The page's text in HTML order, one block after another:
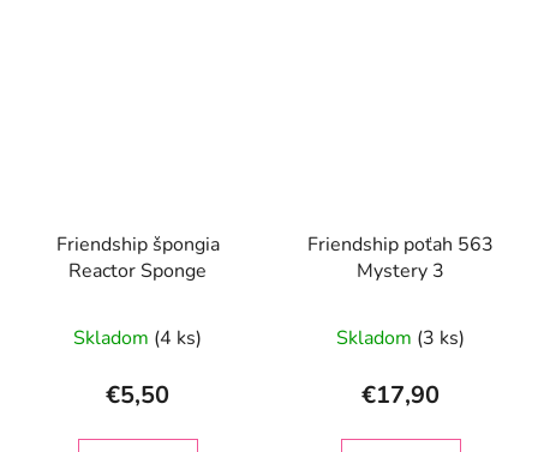
Friendship špongia
Reactor Sponge
Skladom (4 ks)
€5,50
Friendship poťah 563
Mystery 3
Skladom (3 ks)
€17,90